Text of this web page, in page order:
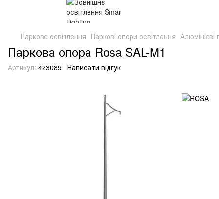
Паркове освітлення Паркові опори освітлення Алюмінієві
Паркова опора Rosa SAL-M1
Артикул: 423089 Написати відгук